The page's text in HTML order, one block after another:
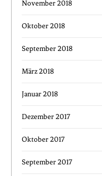
November 2018
Oktober 2018
September 2018
März 2018
Januar 2018
Dezember 2017
Oktober 2017
September 2017